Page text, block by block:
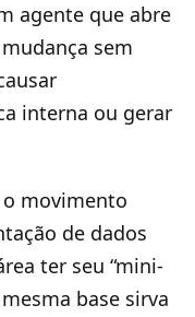
agente que abre
sem
interna ou gerar
movimento
de dados
ter seu “mini-
base sirva